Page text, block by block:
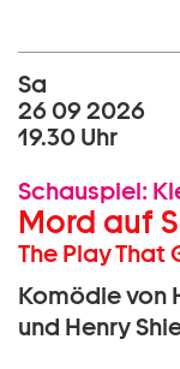
Sa
26 09 2026
19.30 Uhr
Schauspiel:
Mord auf
The Play That
Komödie von
und Henry